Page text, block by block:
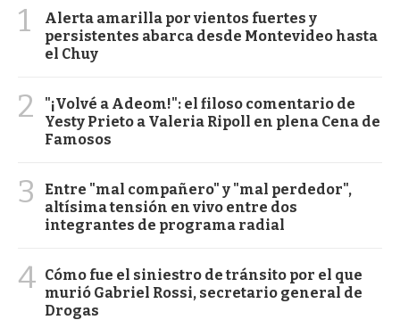
1
Alerta amarilla por vientos fuertes y
persistentes abarca desde Montevideo hasta
el Chuy
2
"¡Volvé a Adeom!": el filoso comentario de
Yesty Prieto a Valeria Ripoll en plena Cena de
Famosos
3
Entre "mal compañero" y "mal perdedor",
altísima tensión en vivo entre dos
integrantes de programa radial
4 Cómo fue el siniestro de tránsito por el que
murió Gabriel Rossi, secretario general de
Drogas